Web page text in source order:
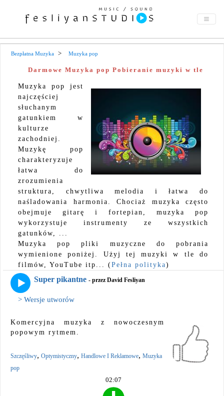
Bezpłatna Muzyka Muzyka pop
Darmowe Muzyka pop Pobieranie muzyki w tle
Muzyka pop jest
najczęściej
słuchanym
gatunkiem w
kulturze
zachodniej.
Muzykę pop
charakteryzuje
łatwa do
zrozumienia
struktura, chwytliwa melodia i łatwa do
naśladowania harmonia. Chociaż muzyka często
obejmuje gitarę i fortepian, muzyka pop
wykorzystuje instrumenty ze wszystkich
gatunków, ...
Muzyka pop pliki muzyczne do pobrania
wymienione poniżej. Użyj tej muzyki w tle do
filmów, YouTube itp... (Pełna polityka)
Super pikantne - przez David Fesliyan
> Wersje utworów
Komercyjna muzyka z nowoczesnym
popowym rytmem.
Szczęśliwy, Optymistyczny, Handlowe I Reklamowe, Muzyka
pop
02:07